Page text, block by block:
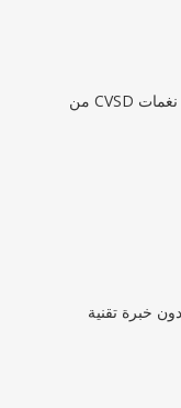
من CVSD إلى نغمات M4R مخصصة لـ iPhone — سهل